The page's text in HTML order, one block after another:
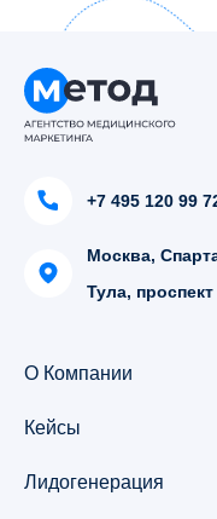
+7 495 120 99
Москва,
Тула,
О Компании
Кейсы
Лидогенерация